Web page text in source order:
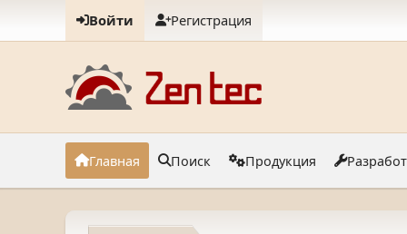
Войти Регистрация
Главная Поиск Продукция